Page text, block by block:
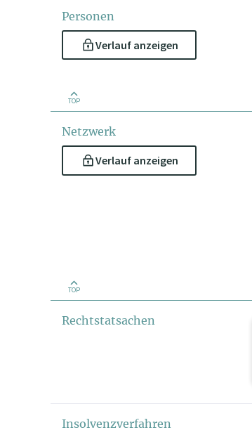
Personen
Verlauf anzeigen
TOP
Netzwerk
Verlauf anzeigen
TOP
Rechtstatsachen
Insolvenzverfahren